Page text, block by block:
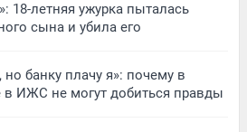
18-летняя ужурка пыталась
сына и убила его
банку плачу я»: почему в
ИЖС не могут добиться правды